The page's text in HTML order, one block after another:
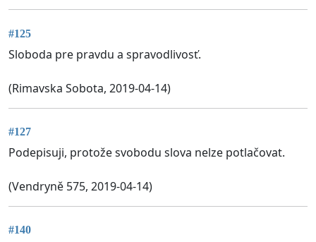
#125
Sloboda pre pravdu a spravodlivosť.
(Rimavska Sobota, 2019-04-14)
#127
Podepisuji, protože svobodu slova nelze potlačovat.
(Vendryně 575, 2019-04-14)
#140